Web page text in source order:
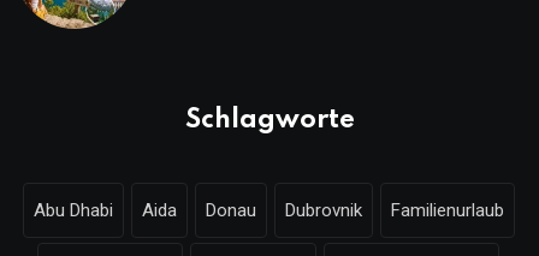
Schlagworte
Abu Dhabi Aida Donau Dubrovnik Familienurlaub